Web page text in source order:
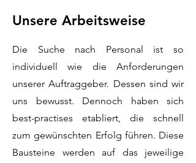
Unsere Arbeitsweise
Die Suche nach Personal ist so
individuell wie die Anforderungen
unserer Auftraggeber. Dessen sind wir
uns bewusst. Dennoch haben sich
best-practises etabliert, die schnell
zum gewünschten Erfolg führen. Diese
Bausteine werden auf das jeweilige